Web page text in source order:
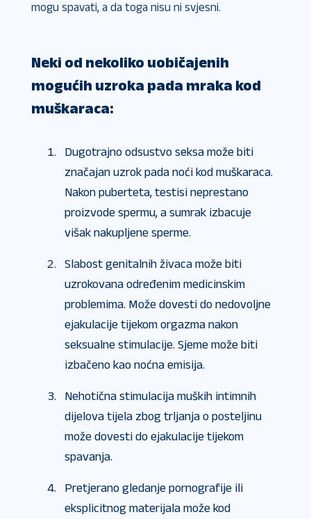
mogu spavati, a da toga nisu ni svjesni.
Neki od nekoliko uobičajenih
mogućih uzroka pada mraka kod
muškaraca:
Dugotrajno odsustvo seksa može biti
značajan uzrok pada noći kod muškaraca.
Nakon puberteta, testisi neprestano
proizvode spermu, a sumrak izbacuje
višak nakupljene sperme.
Slabost genitalnih živaca može biti
uzrokovana određenim medicinskim
problemima. Može dovesti do nedovoljne
ejakulacije tijekom orgazma nakon
seksualne stimulacije. Sjeme može biti
izbačeno kao noćna emisija.
Nehotična stimulacija muških intimnih
dijelova tijela zbog trljanja o posteljinu
može dovesti do ejakulacije tijekom
spavanja.
Pretjerano gledanje pornografije ili
eksplicitnog materijala može kod